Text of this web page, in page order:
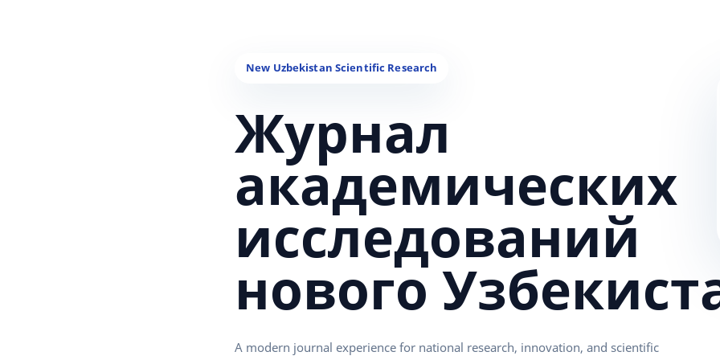
Журнал
академических
исследований
нового